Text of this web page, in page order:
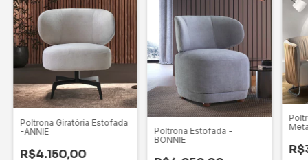
Poltrona Giratória Estofada
-ANNIE
R$4.150,00
Poltrona Estofada -
BONNIE